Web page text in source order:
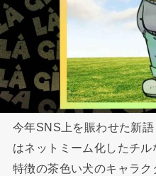
今年SNS上を賑わせた新
はネットミーム化したチ
特徴の茶色い犬のキャラク